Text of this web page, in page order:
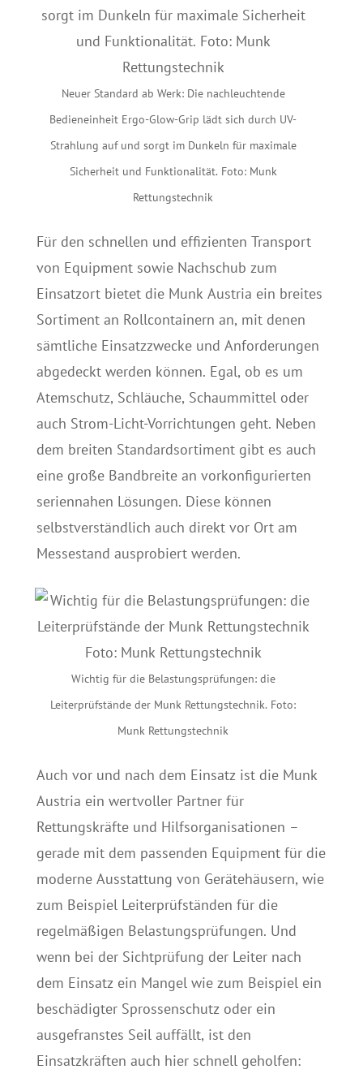
Neuer Standard ab Werk: Die nachleuchtende
Bedieneinheit Ergo-Glow-Grip lädt sich durch UV-
Strahlung auf und sorgt im Dunkeln für maximale
Sicherheit und Funktionalität. Foto: Munk
Rettungstechnik
Für den schnellen und effizienten Transport
von Equipment sowie Nachschub zum
Einsatzort bietet die Munk Austria ein breites
Sortiment an Rollcontainern an, mit denen
sämtliche Einsatzzwecke und Anforderungen
abgedeckt werden können. Egal, ob es um
Atemschutz, Schläuche, Schaummittel oder
auch Strom-Licht-Vorrichtungen geht. Neben
dem breiten Standardsortiment gibt es auch
eine große Bandbreite an vorkonfigurierten
seriennahen Lösungen. Diese können
selbstverständlich auch direkt vor Ort am
Messestand ausprobiert werden.
Wichtig für die Belastungsprüfungen: die
Leiterprüfstände der Munk Rettungstechnik. Foto:
Munk Rettungstechnik
Auch vor und nach dem Einsatz ist die Munk
Austria ein wertvoller Partner für
Rettungskräfte und Hilfsorganisationen –
gerade mit dem passenden Equipment für die
moderne Ausstattung von Gerätehäusern, wie
zum Beispiel Leiterprüfständen für die
regelmäßigen Belastungsprüfungen. Und
wenn bei der Sichtprüfung der Leiter nach
dem Einsatz ein Mangel wie zum Beispiel ein
beschädigter Sprossenschutz oder ein
ausgefranstes Seil auffällt, ist den
Einsatzkräften auch hier schnell geholfen: